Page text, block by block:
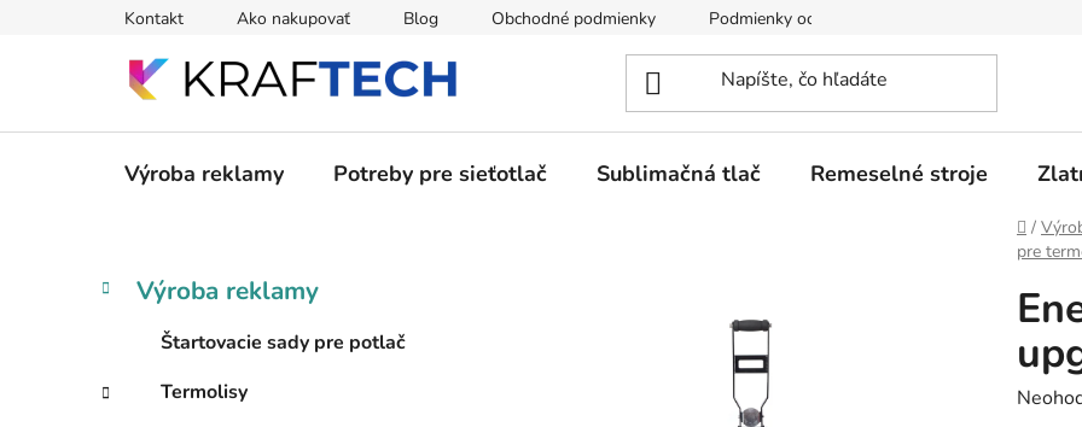
Kontakt Ako nakupovať Blog Obchodné podmienky Podmienky ochrany osobných údajov
Výroba reklamy Potreby pre sieťotlač Sublimačná tlač Remeselné stroje
Domov
/
pre
B
ý
Preskočiť
kategórie
K
a
g
ó
Výroba reklamy
Štartovacie sady pre potlač
Termolisy